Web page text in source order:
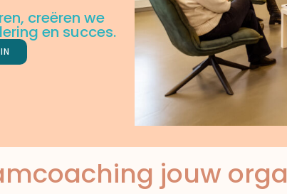
creëren we
en succes.
jouw